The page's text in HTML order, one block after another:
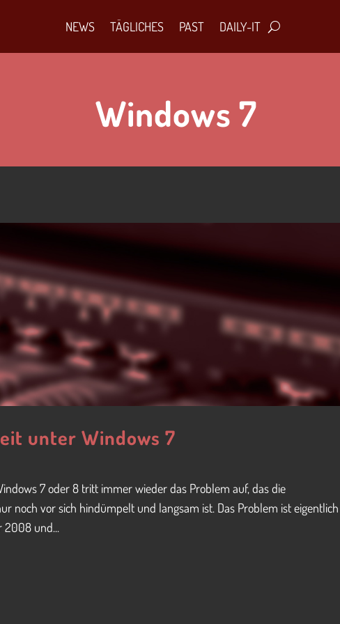
NEWS TÄGLICHES PAST DAILY-IT
Windows 7
unter Windows 7
7 oder 8 tritt immer wieder das Problem auf, das die
noch vor sich hindümpelt und langsam ist. Das Problem ist eigentlich
2008 und...